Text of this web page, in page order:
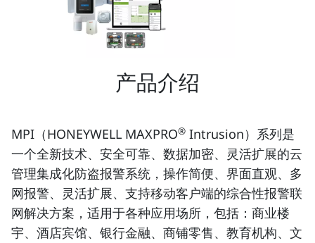
产品介绍
MPI（HONEYWELL MAXPRO® Intrusion）系列是
一个全新技术、安全可靠、数据加密、灵活扩展的云
管理集成化防盗报警系统，操作简便、界面直观、多
网报警、灵活扩展、支持移动客户端的综合性报警联
网解决方案，适用于各种应用场所，包括：商业楼
宇、酒店宾馆、银行金融、商铺零售、教育机构、文